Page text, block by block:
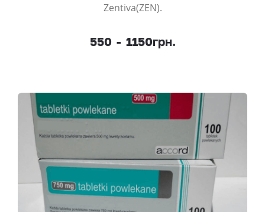
Zentiva(ZEN).
550 - 1150грн.